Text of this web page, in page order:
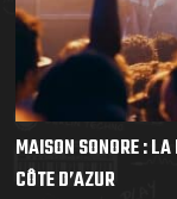
MAISON SONORE : LA
CÔTE D’AZUR